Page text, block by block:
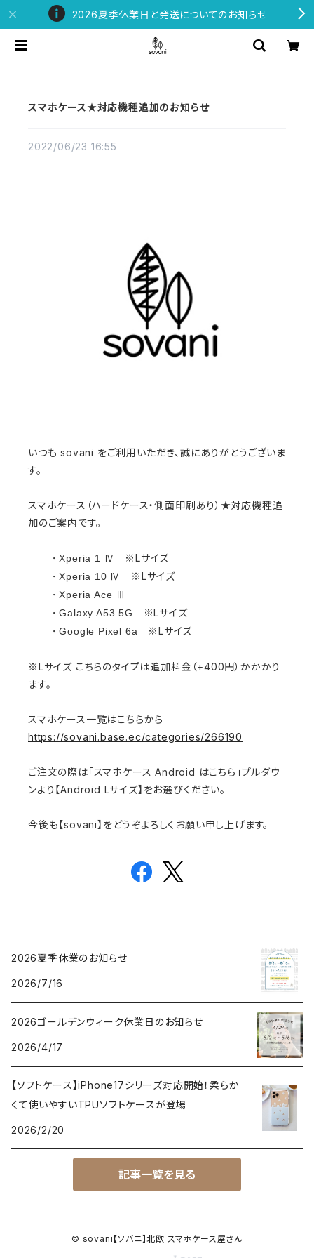
2026夏季休業日と発送についてのお知らせ
スマホケース★対応機種追加のお知らせ
2022/06/23 16:55
いつも sovani をご利用いただき、誠にありがとうございま
す。
スマホケース（ハードケース・側面印刷あり）★対応機種追
加のご案内です。
・Xperia 1 Ⅳ ※Lサイズ
・Xperia 10 Ⅳ ※Lサイズ
・Xperia Ace Ⅲ
・Galaxy A53 5G
※Lサイズ
・Google Pixel 6a ※Lサイズ
※Lサイズ こちらのタイプは追加料金（+400円）かかかり
ます。
スマホケース一覧はこちらから
https://sovani.base.ec/categories/266190
ご注文の際は「スマホケース Android はこちら」プルダウ
ンより【Android Lサイズ】をお選びください。
今後も【sovani】をどうぞよろしくお願い申し上げます。
2026夏季休業のお知らせ
2026/7/16
2026ゴールデンウィーク休業日のお知らせ
2026/4/17
【ソフトケース】iPhone17シリーズ対応開始！柔らか
くて使いやすいTPUソフトケースが登場
2026/2/20
記事一覧を見る
© sovani【ソバニ】北欧 スマホケース屋さん